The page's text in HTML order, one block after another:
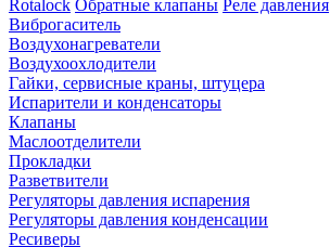
Rotalock Обратные клапаны Реле давления
Виброгаситель
Воздухонагреватели
Воздухоохлодители
Гайки, сервисные краны, штуцера
Испарители и конденсаторы
Клапаны
Маслоотделители
Прокладки
Разветвители
Регуляторы давления испарения
Регуляторы давления конденсации
Ресиверы